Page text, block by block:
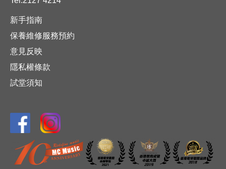
新手指南
保養維修服務預約
意見反映
隱私權條款
試堂須知